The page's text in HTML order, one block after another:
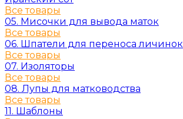
Все товары
05. Мисочки для вывода маток
Все товары
06. Шпатели для переноса личинок
Все товары
07. Изоляторы
Все товары
08. Лупы для матководства
Все товары
11. Шаблоны